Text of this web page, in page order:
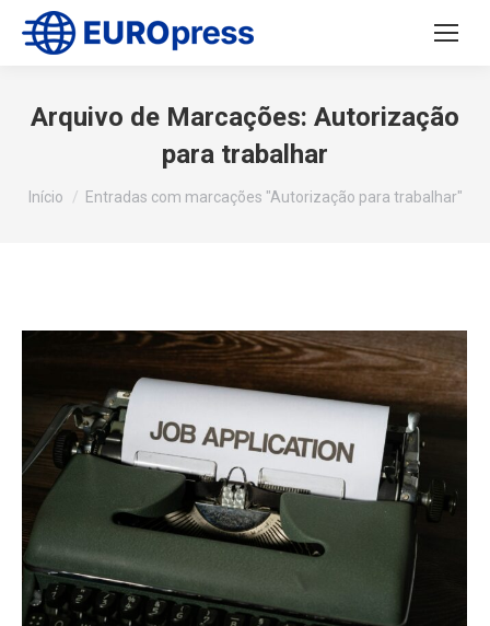
Arquivo de Marcações: Autorização
para trabalhar
Você está aqui:
Início Entradas com marcações "Autorização para trabalhar"